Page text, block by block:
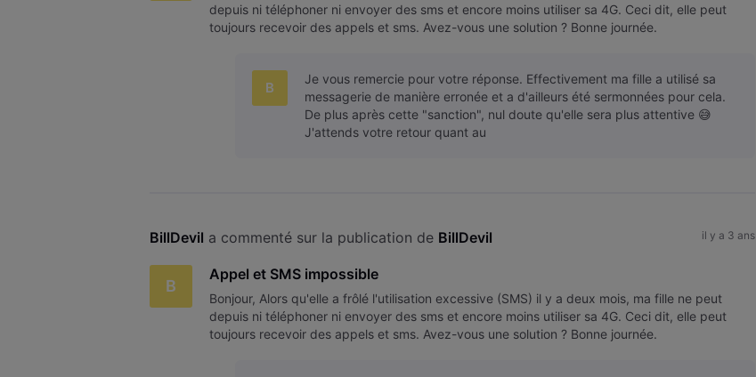
depuis ni téléphoner ni envoyer des sms et encore moins utiliser sa 4G. Ceci dit, elle peut
toujours recevoir des appels et sms. Avez-vous une solution ? Bonne journée.
B
Je vous remercie pour votre réponse. Effectivement ma fille a utilisé sa
messagerie de manière erronée et a d'ailleurs été sermonnées pour cela.
De plus après cette "sanction", nul doute qu'elle sera plus attentive 😅
J'attends votre retour quant au
BillDevil a commenté sur la publication de BillDevil il y a 3 ans
B
Appel et SMS impossible
Bonjour, Alors qu'elle a frôlé l'utilisation excessive (SMS) il y a deux mois, ma fille ne peut
depuis ni téléphoner ni envoyer des sms et encore moins utiliser sa 4G. Ceci dit, elle peut
toujours recevoir des appels et sms. Avez-vous une solution ? Bonne journée.